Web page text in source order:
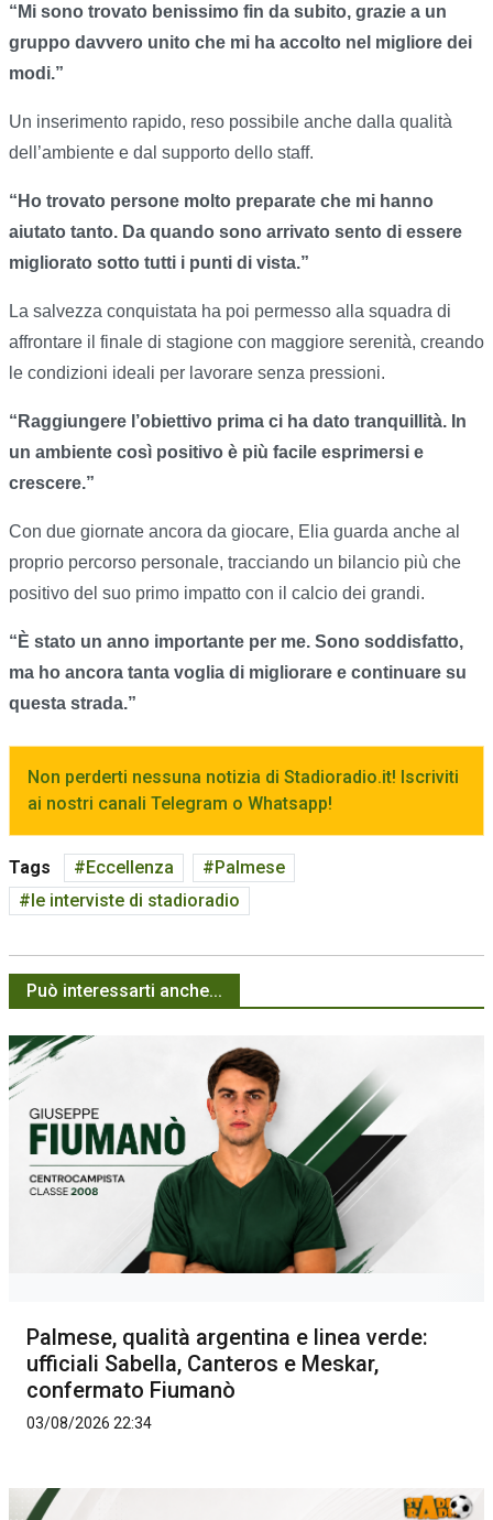
“Mi sono trovato benissimo fin da subito, grazie a un
gruppo davvero unito che mi ha accolto nel migliore dei
modi.”
Un inserimento rapido, reso possibile anche dalla qualità
dell’ambiente e dal supporto dello staff.
“Ho trovato persone molto preparate che mi hanno
aiutato tanto. Da quando sono arrivato sento di essere
migliorato sotto tutti i punti di vista.”
La salvezza conquistata ha poi permesso alla squadra di
affrontare il finale di stagione con maggiore serenità, creando
le condizioni ideali per lavorare senza pressioni.
“Raggiungere l’obiettivo prima ci ha dato tranquillità. In
un ambiente così positivo è più facile esprimersi e
crescere.”
Con due giornate ancora da giocare, Elia guarda anche al
proprio percorso personale, tracciando un bilancio più che
positivo del suo primo impatto con il calcio dei grandi.
“È stato un anno importante per me. Sono soddisfatto,
ma ho ancora tanta voglia di migliorare e continuare su
questa strada.”
Non perderti nessuna notizia di Stadioradio.it! Iscriviti
ai nostri canali Telegram o Whatsapp!
Tags Eccellenza
Palmese
le interviste di stadioradio
Può interessarti anche...
Palmese, qualità argentina e linea verde:
ufficiali Sabella, Canteros e Meskar,
confermato Fiumanò
03/08/2026 22:34